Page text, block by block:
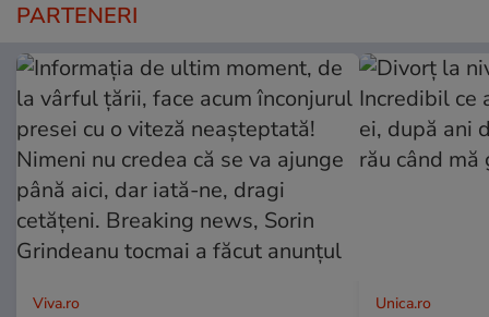
PARTENERI
Viva.ro Unica.ro